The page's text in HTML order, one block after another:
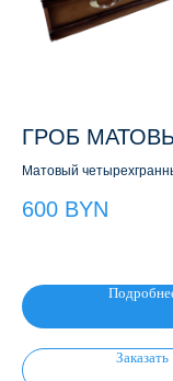
ГРОБ
Матовый
600 BYN
Заказать